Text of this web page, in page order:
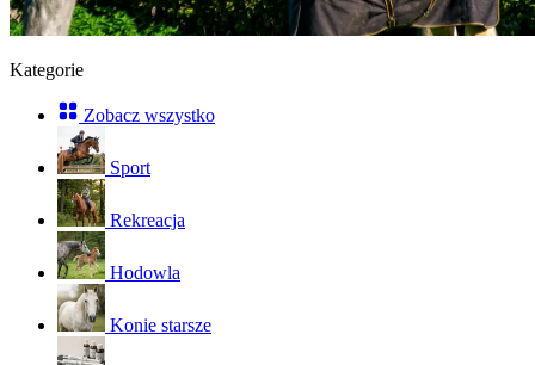
Kategorie
Zobacz wszystko
Sport
Rekreacja
Hodowla
Konie starsze